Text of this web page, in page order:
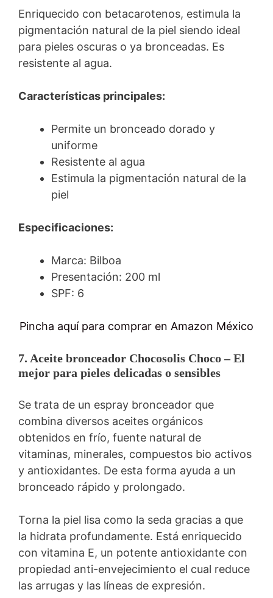
Enriquecido con betacarotenos, estimula la
pigmentación natural de la piel siendo ideal
para pieles oscuras o ya bronceadas. Es
resistente al agua.
Características principales:
Permite un bronceado dorado y
uniforme
Resistente al agua
Estimula la pigmentación natural de la
piel
Especificaciones:
Marca: Bilboa
Presentación: 200 ml
SPF: 6
Pincha aquí para comprar en Amazon México
7. Aceite bronceador Chocosolis Choco – El
mejor para pieles delicadas o sensibles
Se trata de un espray bronceador que
combina diversos aceites orgánicos
obtenidos en frío, fuente natural de
vitaminas, minerales, compuestos bio activos
y antioxidantes. De esta forma ayuda a un
bronceado rápido y prolongado.
Torna la piel lisa como la seda gracias a que
la hidrata profundamente. Está enriquecido
con vitamina E, un potente antioxidante con
propiedad anti-envejecimiento el cual reduce
las arrugas y las líneas de expresión.